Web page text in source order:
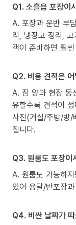
Q1. 소흘읍 포장이
A. 포장과 운반 부
리, 냉장고 정리,
객이 준비하면 훨
Q2. 비용 견적은
A. 짐 양과 현장 동
유할수록 견적이
사진(거실/주방/방/
집니다.
Q3. 원룸도 포장이
A. 원룸도 가능하
있어 용달/반포장
Q4. 비싼 날짜가